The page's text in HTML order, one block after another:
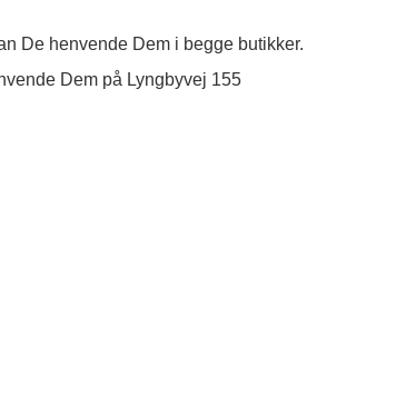
De henvende Dem i begge butikker.
Dem på Lyngbyvej 155